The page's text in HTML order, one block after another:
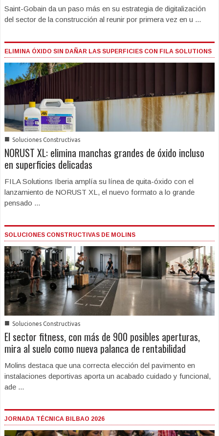
Saint-Gobain da un paso más en su estrategia de digitalización
del sector de la construcción al reunir por primera vez en u ...
ELIMINA ÓXIDO SIN DAÑAR LAS SUPERFICIES CON FILA SOLUTIONS
■ Soluciones Constructivas
NORUST XL: elimina manchas grandes de óxido incluso
en superficies delicadas
FILA Solutions Iberia amplía su línea de quita-óxido con el
lanzamiento de NORUST XL, el nuevo formato a lo grande
pensado ...
SOLUCIONES CONSTRUCTIVAS DE MOLINS
■ Soluciones Constructivas
El sector fitness, con más de 900 posibles aperturas,
mira al suelo como nueva palanca de rentabilidad
Molins destaca que una correcta elección del pavimento en
instalaciones deportivas aporta un acabado cuidado y funcional,
ade ...
JORNADA TÉCNICA BILBAO 2026